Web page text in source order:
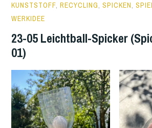
1
OCTOBER
2023
KUNSTSTOFF,RECYCLING,SPICKEN,
WERKIDEE
23-05 Leichtball-Spicker
01)